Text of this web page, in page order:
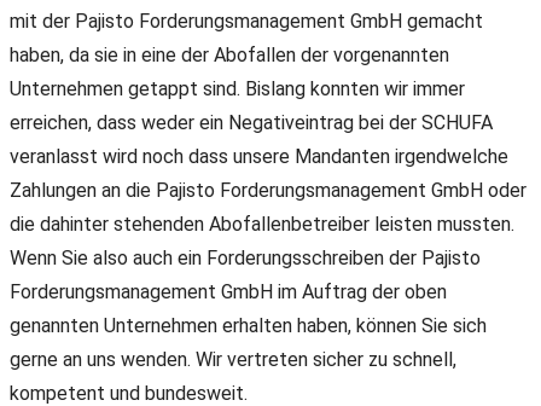
mit der Pajisto Forderungsmanagement GmbH gemacht
haben, da sie in eine der Abofallen der vorgenannten
Unternehmen getappt sind. Bislang konnten wir immer
erreichen, dass weder ein Negativeintrag bei der SCHUFA
veranlasst wird noch dass unsere Mandanten irgendwelche
Zahlungen an die Pajisto Forderungsmanagement GmbH oder
die dahinter stehenden Abofallenbetreiber leisten mussten.
Wenn Sie also auch ein Forderungsschreiben der Pajisto
Forderungsmanagement GmbH im Auftrag der oben
genannten Unternehmen erhalten haben, können Sie sich
gerne an uns wenden. Wir vertreten sicher zu schnell,
kompetent und bundesweit.